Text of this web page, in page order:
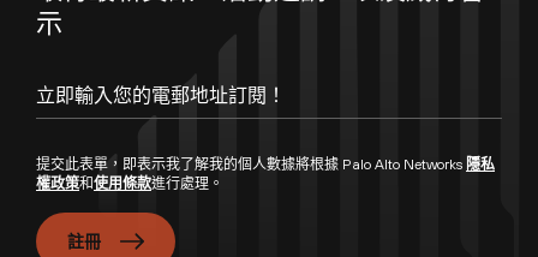
示
提交此表單，即表示我了解我的個人數據將根據 Palo Alto Networks 隱私
權政策和使用條款進行處理。
註冊